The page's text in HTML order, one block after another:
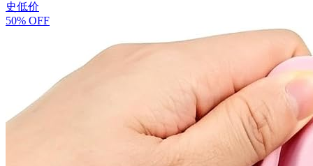
史低价
50% OFF